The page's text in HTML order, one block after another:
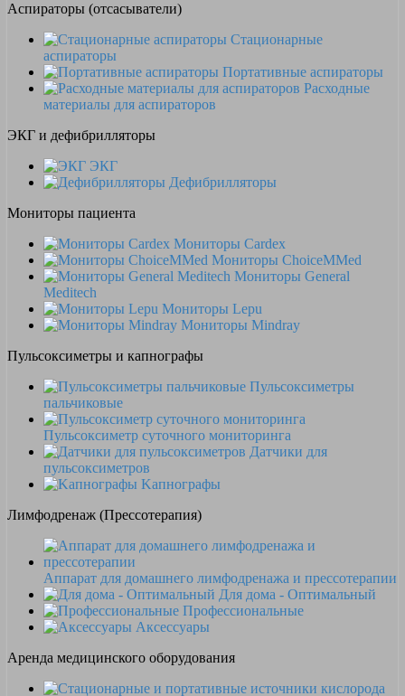
Аспираторы (отсасыватели)
Стационарные
аспираторы
Портативные аспираторы
Расходные
материалы для аспираторов
ЭКГ и дефибрилляторы
ЭКГ
Дефибрилляторы
Мониторы пациента
Мониторы Cardex
Мониторы ChoiceMMed
Мониторы General
Meditech
Мониторы Lepu
Мониторы Mindray
Пульсоксиметры и капнографы
Пульсоксиметры
пальчиковые
Пульсоксиметр суточного мониторинга
Датчики для
пульсоксиметров
Kапнографы
Лимфодренаж (Прессотерапия)
Аппарат для домашнего лимфодренажа и прессотерапии
Для дома - Оптимальный
Профессиональные
Аксессуары
Аренда медицинского оборудования